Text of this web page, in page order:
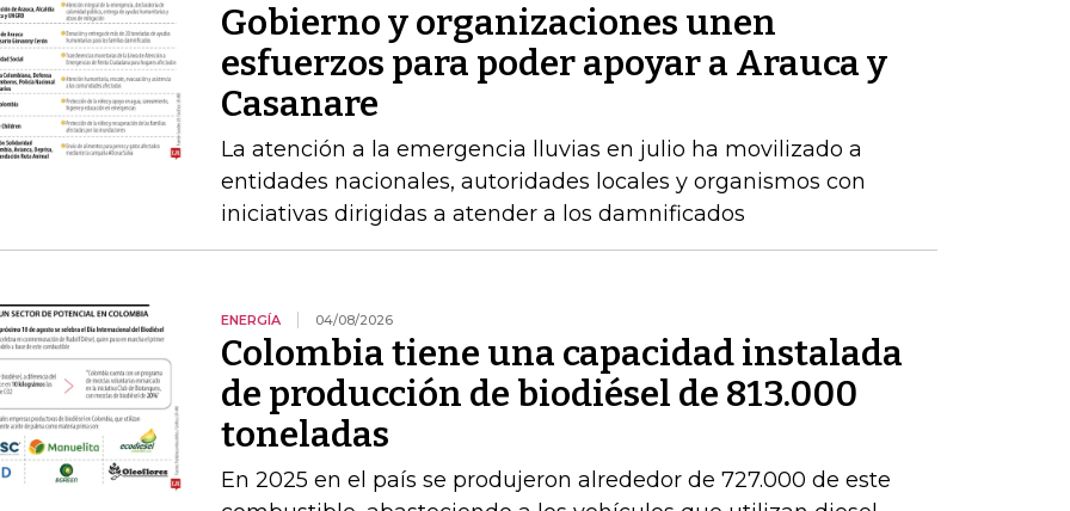
Gobierno y organizaciones unen
esfuerzos para poder apoyar a Arauca y
Casanare
La atención a la emergencia lluvias en julio ha movilizado a
entidades nacionales, autoridades locales y organismos con
iniciativas dirigidas a atender a los damnificados
ENERGÍA 04/08/2026
Colombia tiene una capacidad instalada
de producción de biodiésel de 813.000
toneladas
En 2025 en el país se produjeron alrededor de 727.000 de este